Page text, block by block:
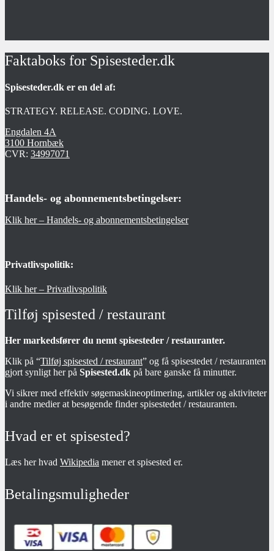
Faktaboks for Spisesteder.dk
Spisesteder.dk er en del af:
STRATEGY. RELEASE. CODING. LOVE.
Engdalen 4A
3100 Hornbæk
CVR: 34997071
Handels- og abonnementsbetingelser:
Klik her – Handels- og abonnementsbetingelser
Privatlivspolitik:
Klik her – Privatlivspolitik
Tilføj spisested / restaurant
Her markedsfører du nemt spisesteder / restauranter.
Klik på “Tilføj spisested / restaurant” og få spisestedet / restauranten
gjort synligt her på Spisested.dk på bare ganske få minutter.
Vi sikrer med effektiv søgemaskineoptimering, artikler og aktiviteter
i andre medier at besøgende finder spisestedet / restauranten.
Hvad er et spisested?
Læs her hvad Wikipedia mener et spisested er.
Betalingsmuligheder